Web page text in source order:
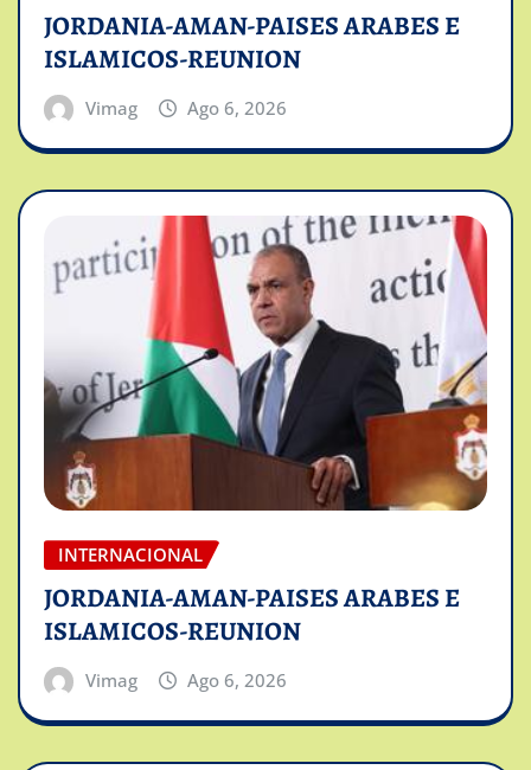
JORDANIA-AMAN-PAISES ARABES E
ISLAMICOS-REUNION
Vimag Ago 6, 2026
INTERNACIONAL
JORDANIA-AMAN-PAISES ARABES E
ISLAMICOS-REUNION
Vimag Ago 6, 2026